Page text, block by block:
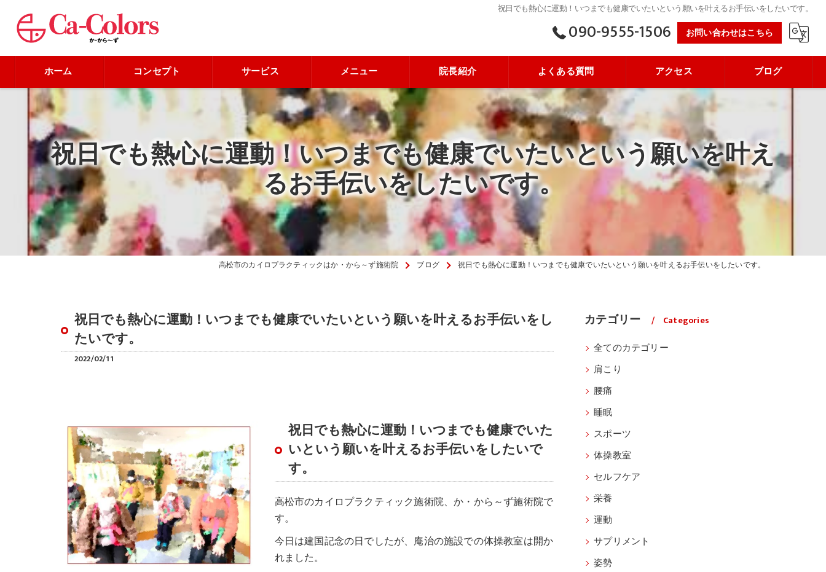
祝日でも熱心に運動！いつまでも健康でいたいという願いを叶えるお手伝いをしたいです。
090-9555-1506 お問い合わせはこちら
ホーム コンセプト サービス メニュー 院長紹介 よくある質問 アクセス ブログ
祝日でも熱心に運動！いつまでも健康でいたいという願いを叶え
るお手伝いをしたいです。
高松市のカイロプラクティックはか・から～ず施術院 ブログ 祝日でも熱心に運動！いつまでも健康でいたいという願いを叶えるお手伝いをしたいです。
祝日でも熱心に運動！いつまでも健康でいたいという願いを叶えるお手伝いをし
たいです。
2022/02/11
祝日でも熱心に運動！いつまでも健康でいた
いという願いを叶えるお手伝いをしたいで
す。
高松市のカイロプラクティック施術院、か・から～ず施術院で
す。
今日は建国記念の日でしたが、庵治の施設での体操教室は開か
れました。
カテゴリー Categories
全てのカテゴリー
肩こり
腰痛
睡眠
スポーツ
体操教室
セルフケア
栄養
運動
サプリメント
姿勢